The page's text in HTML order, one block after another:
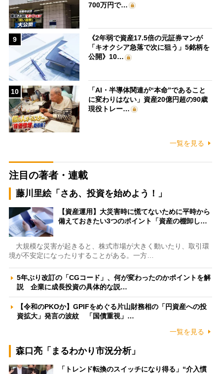
700万円で…
9
《2年弱で資産17.5倍の元証券マンが
「キオクシア急落で次に狙う」5銘柄を
公開》10…
10
「AI・半導体関連が“本命”であること
に変わりはない」資産20億円超の90歳
現役トレー…
一覧を見る
注目の著者・連載
藤川里絵「さあ、投資を始めよう！」
【資産運用】大災害時に慌てないために平時から
備えておきたい3つのポイント「資産の棚卸し…
大規模な災害が起きると、株式市場が大きく動いたり、取引環
境が不安定になったりすることがある。一方…
5年ぶり改訂の「CGコード」、何が変わったのかポイントを解
説 企業に成長投資の具体的な説…
【令和のPKOか】GPIFをめぐる片山財務相の「円資産への投
資拡大」発言の波紋 「国債重視」…
一覧を見る
森口亮「まるわかり市況分析」
「トレンド転換のスイッチになり得る」“介入慣